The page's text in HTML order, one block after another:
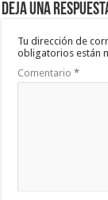
Deja una
Tu dirección de
obligatorios están
Comentario*